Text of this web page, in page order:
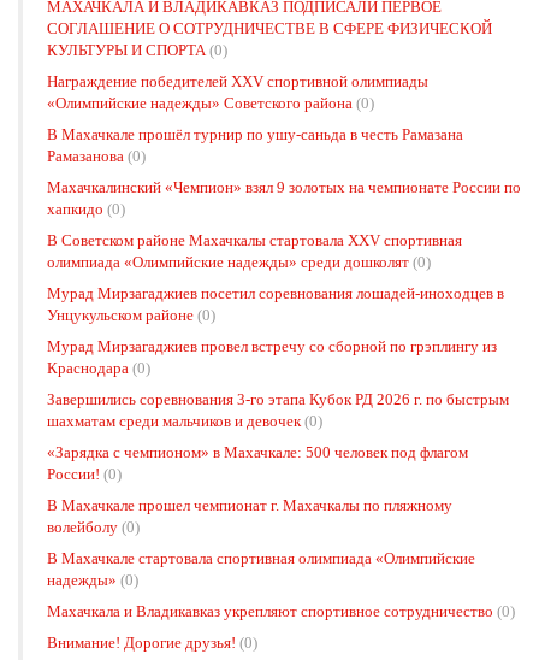
МАХАЧКАЛА И ВЛАДИКАВКАЗ ПОДПИСАЛИ ПЕРВОЕ
СОГЛАШЕНИЕ О СОТРУДНИЧЕСТВЕ В СФЕРЕ ФИЗИЧЕСКОЙ
КУЛЬТУРЫ И СПОРТА(0)
Награждение победителей XXV спортивной олимпиады
«Олимпийские надежды» Советского района (0)
В Махачкале прошёл турнир по ушу-саньда в честь Рамазана
Рамазанова (0)
Махачкалинский «Чемпион» взял 9 золотых на чемпионате России по
хапкидо (0)
В Советском районе Махачкалы стартовала XXV спортивная
олимпиада «Олимпийские надежды» среди дошколят (0)
Мурад Мирзагаджиев посетил соревнования лошадей-иноходцев в
Унцукульском районе (0)
Мурад Мирзагаджиев провел встречу со сборной по грэплингу из
Краснодара (0)
Завершились соревнования 3-го этапа Кубок РД 2026 г. по быстрым
шахматам среди мальчиков и девочек(0)
«Зарядка с чемпионом» в Махачкале: 500 человек под флагом
России! (0)
В Махачкале прошел чемпионат г. Махачкалы по пляжному
волейболу (0)
В Махачкале стартовала спортивная олимпиада «Олимпийские
надежды» (0)
Махачкала и Владикавказ укрепляют спортивное сотрудничество (0)
Внимание! Дорогие друзья! (0)